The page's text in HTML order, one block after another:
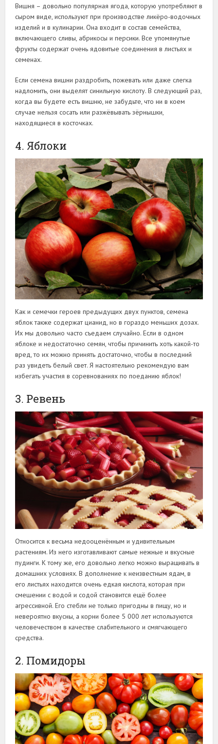
Вишня – довольно популярная ягода, которую употребляют в
сыром виде, используют при производстве ликёро-водочных
изделий и в кулинарии. Она входит в состав семейства,
включающего сливы, абрикосы и персики. Все упомянутые
фрукты содержат очень ядовитые соединения в листьях и
семенах.
Если семена вишни раздробить, пожевать или даже слегка
надломить, они выделят синильную кислоту. В следующий раз,
когда вы будете есть вишню, не забудьте, что ни в коем
случае нельзя сосать или разжёвывать зёрнышки,
находящиеся в косточках.
4. Яблоки
Как и семечки героев предыдущих двух пунктов, семена
яблок также содержат цианид, но в гораздо меньших дозах.
Их мы довольно часто съедаем случайно. Если в одном
яблоке и недостаточно семян, чтобы причинить хоть какой-то
вред, то их можно принять достаточно, чтобы в последний
раз увидеть белый свет. Я настоятельно рекомендую вам
избегать участия в соревнованиях по поеданию яблок!
3. Ревень
Относится к весьма недооценённым и удивительным
растениям. Из него изготавливают самые нежные и вкусные
пудинги. К тому же, его довольно легко можно выращивать в
домашних условиях. В дополнение к неизвестным ядам, в
его листьях находится очень едкая кислота, которая при
смешении с водой и содой становится ещё более
агрессивной. Его стебли не только пригодны в пищу, но и
невероятно вкусны, а корни более 5 000 лет используются
человечеством в качестве слабительного и смягчающего
средства.
2. Помидоры